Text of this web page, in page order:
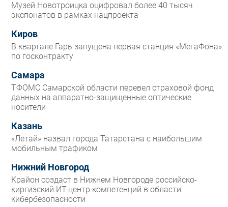
Музей Новотроицка оцифровал более 40 тысяч
экспонатов в рамках нацпроекта
Киров
В квартале Гарь запущена первая станция «МегаФона»
по госконтракту
Самара
ТФОМС Самарской области перевел страховой фонд
данных на аппаратно-защищенные оптические
носители
Казань
«Летай» назвал города Татарстана с наибольшим
мобильным трафиком
Нижний Новгород
Крайон создаст в Нижнем Новгороде российско-
киргизский ИТ-центр компетенций в области
кибербезопасности